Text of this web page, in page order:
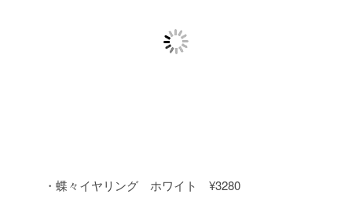
・蝶々イヤリング ホワイト ¥3280